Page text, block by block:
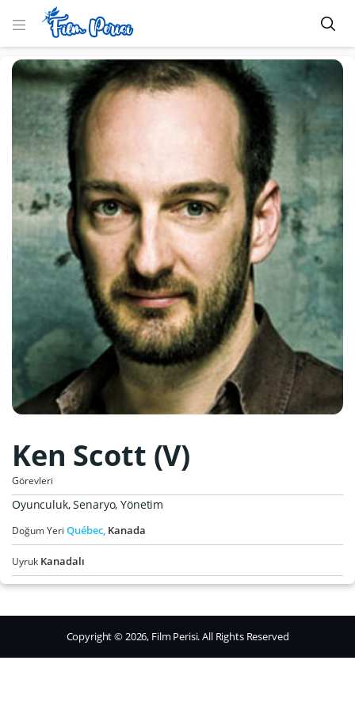
Ken Scott (V)
Görevleri
Oyunculuk, Senaryo, Yönetim
Doğum Yeri Québec, Kanada
Uyruk Kanadalı
Copyright © 2026, Film Perisi. All Rights Reserved